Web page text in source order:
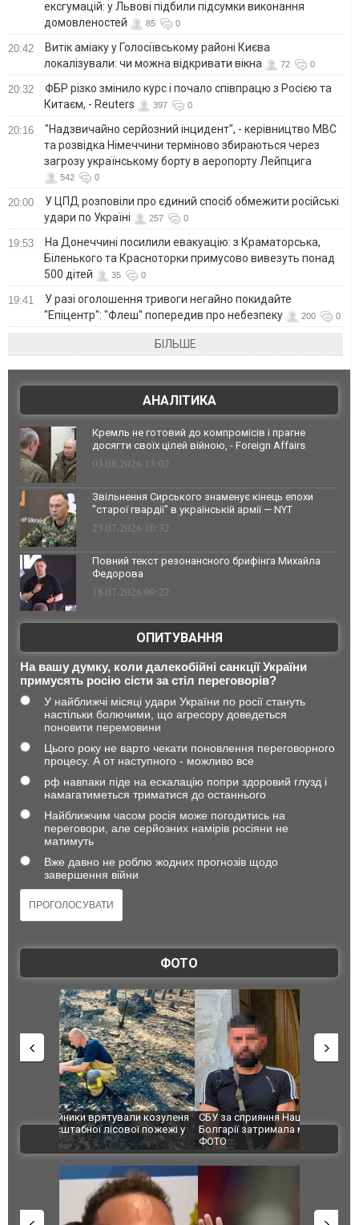
ексгумацій: у Львові підбили підсумки виконання
домовленостей
85 0
20:42
Витік аміаку у Голосіївському районі Києва
локалізували: чи можна відкривати вікна
72 0
20:32
ФБР різко змінило курс і почало співпрацю з Росією та
Китаєм, - Reuters
397 0
20:16
"Надзвичайно серйозний інцидент", - керівництво МВС
та розвідка Німеччини терміново збираються через
загрозу українському борту в аеропорту Лейпцига
542 0
20:00
У ЦПД розповіли про єдиний спосіб обмежити російські
удари по Україні
257 0
19:53
На Донеччині посилили евакуацію: з Краматорська,
Біленького та Красноторки примусово вивезуть понад
500 дітей
35 0
19:41
У разі оголошення тривоги негайно покидайте
"Епіцентр": "Флеш" попередив про небезпеку
200 0
БІЛЬШЕ
АНАЛІТИКА
Кремль не готовий до компромісів і прагне
досягти своїх цілей війною, - Foreign Affairs
03.08.2026 13:02
Звільнення Сирського знаменує кінець епохи
"старої гвардії" в українській армії — NYT
23.07.2026 10:32
Повний текст резонансного брифінга Михайла
Федорова
18.07.2026 09:27
ОПИТУВАННЯ
На вашу думку, коли далекобійні санкції України
примусять росію сісти за стіл переговорів?
У найближчі місяці удари України по росії стануть
настільки болючими, що агресору доведеться
поновити перемовини
Цього року не варто чекати поновлення переговорного
процесу. А от наступного - можливо все
рф навпаки піде на ескалацію попри здоровий глузд і
намагатиметься триматися до останнього
Найближчим часом росія може погодитись на
переговори, але серйозних намірів росіяни не
матимуть
Вже давно не роблю жодних прогнозів щодо
завершення війни
ФОТО
пожежі у
СБУ за сприяння Нацполіції та правоохоронців
Болгарії затримала міжнародного наркобарона.
ФОТО
Росіяни
одна
ВІДЕО